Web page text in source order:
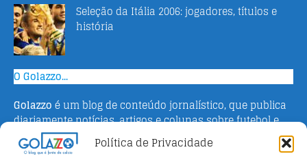
Política de Privacidade
Seleção da Itália 2006: jogadores, títulos e
história
O Golazzo...
Golazzo é um blog de conteúdo jornalístico, que publica
diariamente notícias, artigos e colunas sobre futebol e
campeonato italiano. Fundado em 2016 pelo jornalista
Adriano Bertin, o site tem como objetivo informar o